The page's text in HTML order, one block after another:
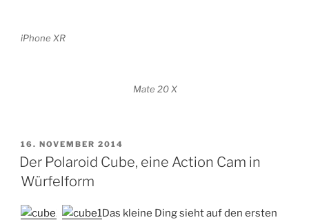
iPhone XR
Mate 20 X
VERÖFFENTLICHT
AM
16. NOVEMBER 2014
Der Polaroid Cube, eine Action Cam in
Würfelform
Das kleine Ding sieht auf den ersten